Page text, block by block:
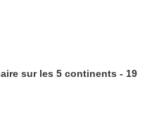
sur les 5 continents - 19